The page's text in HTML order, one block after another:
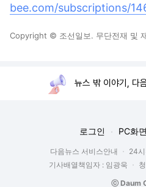
bee.com/subscriptions/
Copyright © 조선일보. 무단전재 및
뉴스 밖 이야기, 다
로그인 PC화면
다음뉴스 서비스안내 24
기사배열책임자 : 임광욱
ⓒ Daum